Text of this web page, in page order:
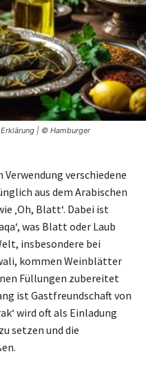
Erklärung | © Hamburger
Verwendung verschiedene
aus dem Arabischen
‚Oh, Blatt‘. Dabei ist
was Blatt oder Laub
insbesondere bei
kommen Weinblätter
Füllungen zubereitet
ist Gastfreundschaft von
wird oft als Einladung
setzen und die